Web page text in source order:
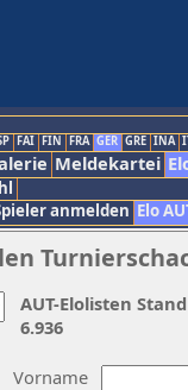
FAI FIN FRA GER GRE INA
Meldekartei
anmelden Elo
Vorname
AUT-Elolisten
6.936